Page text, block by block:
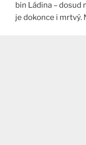
bin Ládina – dosud
je dokonce i mrtvý.